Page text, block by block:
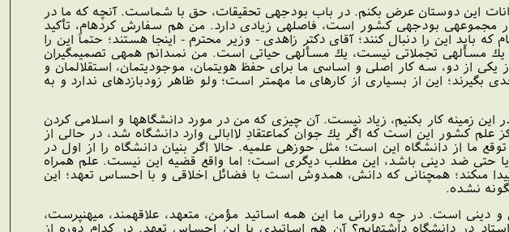
اين دوستان عرض بكنم. در باب بودجه‏ى تحقيقات، حق با شماست. آنچه كه ما در
در مجموعه‏ى بودجه‏ى كشور است، فاصله‏ى زيادى دارد. من هم سفارش كرده‏ام، تأكيد
اين را دنبال كنند؛ آقاى دكتر زاهدى - وزير محترم - اينجا هستند؛ حتماً اين را
يك مسأله‏ى تجملاتى نيست، يك مسأله‏ى حياتى است. من نمى‏دانم همه‏ى تصميم‏گيران
از دو، سه كار اصلى و اساسى ما براى حفظ هويتمان، موجوديتمان، استقلالمان و
اين از بسيارى از كارهاى ما مهمتر است؛ ولو ظاهر زودبازده‏اى ندارد و به
زمينه كار بكنيم، زياد نيست. آن چيزى كه من در مورد دانشگاه‏ها و اسلامى كردن
كشور اين است كه اگر يك جوان كم‏اعتقادِ لاابالى وارد دانشگاه شد، در حالى از
ما از دانشگاه اين است؛ مثل حوزه‏ى علميه. حالا اگر بنيان دانشگاه را از اول در
حتى ضد دينى باشد، اين مطلب ديگرى است؛ اما واقع قضيه اين نيست. علم همراه
مى‏كند؛ همچنانى كه دانش، همدوش است با فضائل اخلاقى و با احساس تعهد؛ اين
نشده.
است. در چه دورانى ما اين همه اساتيد مؤمن، متعهد، علاقه‏مند، ميهن‏پرست،
در دانشگاه داشته‏ايم؟ آن هم اساتيدى با اين احساس تعهد. در كدام دوره از